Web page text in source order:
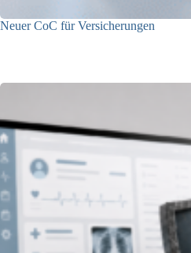
Neuer CoC für Versicherungen